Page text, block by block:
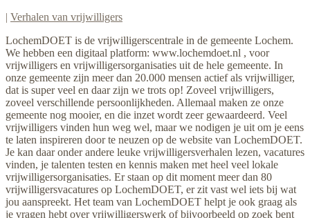
| Verhalen van vrijwilligers
LochemDOET is de vrijwilligerscentrale in de gemeente Lochem.
We hebben een digitaal platform: www.lochemdoet.nl , voor
vrijwilligers en vrijwilligersorganisaties uit de hele gemeente. In
onze gemeente zijn meer dan 20.000 mensen actief als vrijwilliger,
dat is super veel en daar zijn we trots op! Zoveel vrijwilligers,
zoveel verschillende persoonlijkheden. Allemaal maken ze onze
gemeente nog mooier, en die inzet wordt zeer gewaardeerd. Veel
vrijwilligers vinden hun weg wel, maar we nodigen je uit om je eens
te laten inspireren door te neuzen op de website van LochemDOET.
Je kan daar onder andere leuke vrijwilligersverhalen lezen, vacatures
vinden, je talenten testen en kennis maken met heel veel lokale
vrijwilligersorganisaties. Er staan op dit moment meer dan 80
vrijwilligersvacatures op LochemDOET, er zit vast wel iets bij wat
jou aanspreekt. Het team van LochemDOET helpt je ook graag als
je vragen hebt over vrijwilligerswerk of bijvoorbeeld op zoek bent